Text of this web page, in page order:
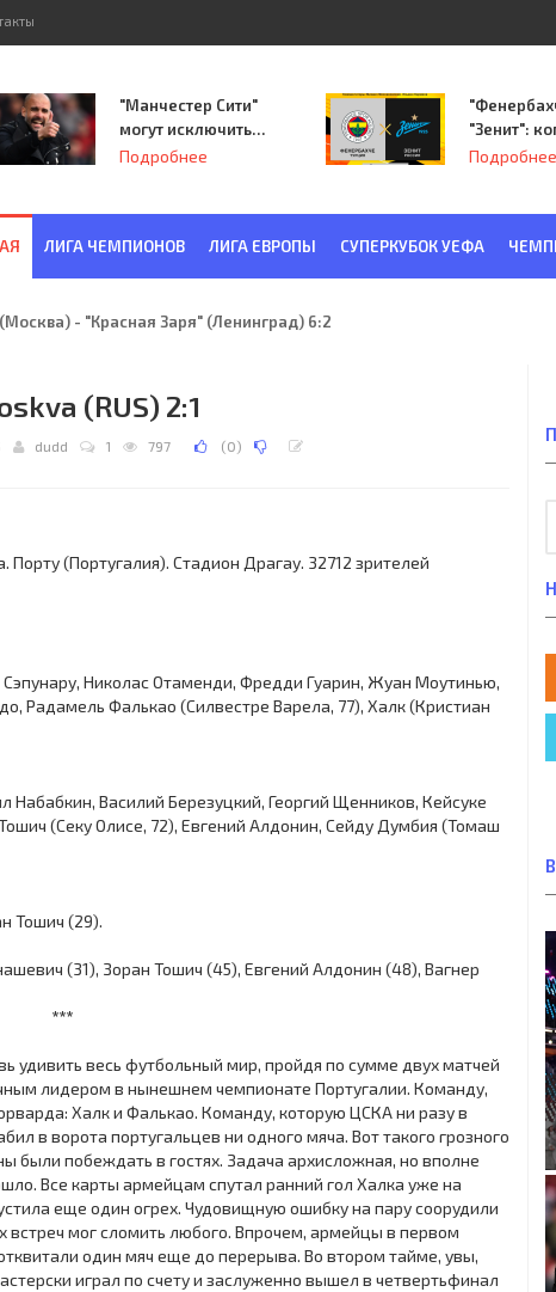
"Манчестер Сити"
могут исключить
из Лиги
Подробнее
"Зенит":
Семака
Подробнее
ЛИГА ЧЕМПИОНОВ ЛИГА ЕВРОПЫ СУПЕРКУБОК УЕФА
- "Красная Заря" (Ленинград) 6:2
(RUS) 2:1
dudd 1 797 (0)
Порту (Португалия). Стадион Драгау. 32712 зрителей
Николас Отаменди, Фредди Гуарин, Жуан Моутинью,
Радамель Фалькао (Силвестре Варела, 77), Халк (Кристиан
Василий Березуцкий, Георгий Щенников, Кейсуке
(Секу Олисе, 72), Евгений Алдонин, Сейду Думбия (Томаш
Тошич (29).
(31), Зоран Тошич (45), Евгений Алдонин (48), Вагнер
***
удивить весь футбольный мир, пройдя по сумме двух матчей
лидером в нынешнем чемпионате Португалии. Команду,
Халк и Фалькао. Команду, которую ЦСКА ни разу в
в ворота португальцев ни одного мяча. Вот такого грозного
были побеждать в гостях. Задача архисложная, но вполне
Все карты армейцам спутал ранний гол Халка уже на
еще один огрех. Чудовищную ошибку на пару соорудили
мог сломить любого. Впрочем, армейцы в первом
один мяч еще до перерыва. Во втором тайме, увы,
играл по счету и заслуженно вышел в четвертьфинал